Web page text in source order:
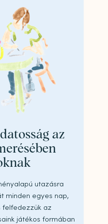
az
utazásra
minden egyes nap,
felfedezzük az
játékos formában